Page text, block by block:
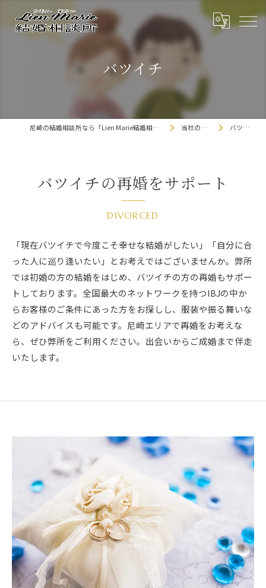
バツイチ
尼崎の結婚相談所なら「Lien Marie結婚相談所」 当社の特徴 バツイチ
バツイチの再婚をサポート
DIVORCED
「現在バツイチで今度こそ幸せな結婚がしたい」「自分に合
った人に巡り逢いたい」とお考えではございませんか。弊所
では初婚の方の結婚をはじめ、バツイチの方の再婚もサポー
トしております。全国最大のネットワークを持つIBJの中か
らお客様のご条件にあった方をお探しし、服装や振る舞いな
どのアドバイスも可能です。尼崎エリアで再婚をお考えな
ら、ぜひ弊所をご利用ください。出会いからご成婚まで伴走
いたします。